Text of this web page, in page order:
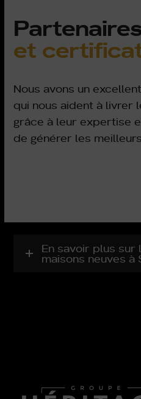
et
Nous avons un
qui nous aident à livrer
grâce à leur expertise
de générer les
En savoir plus
maisons neuves à